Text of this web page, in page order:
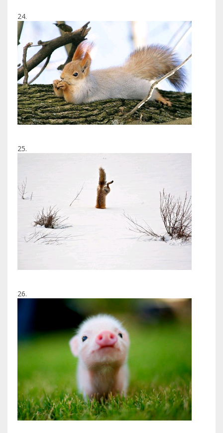
24.
25.
26.